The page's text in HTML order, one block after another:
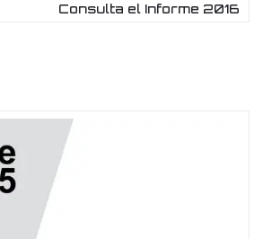
Consulta el Informe 2016